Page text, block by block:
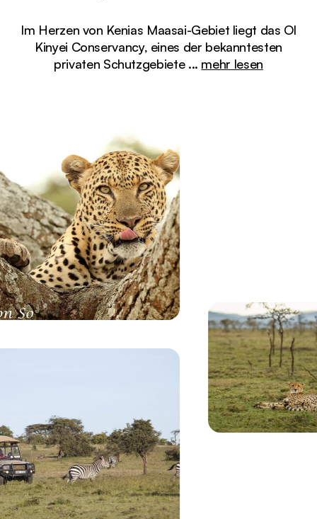
Im Herzen von Kenias Maasai-Gebiet liegt das Ol
Kinyei Conservancy, eines der bekanntesten
privaten Schutzgebiete ... mehr lesen